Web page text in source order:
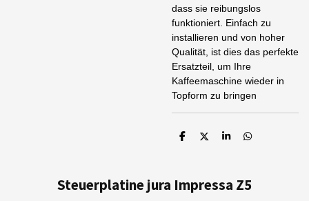
dass sie reibungslos
funktioniert. Einfach zu
installieren und von hoher
Qualität, ist dies das perfekte
Ersatzteil, um Ihre
Kaffeemaschine wieder in
Topform zu bringen
T
n
T
n
T
n
T
e
n
Steuerplatine jura Impressa Z5